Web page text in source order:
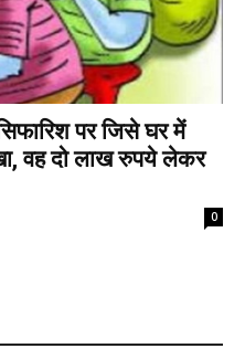
पर जिसे घर में
वह दो लाख रुपये लेकर
0